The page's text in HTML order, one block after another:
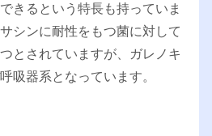
きるという特長も持っていま
シンに耐性をもつ菌に対して
とされていますが、ガレノキ
吸器系となっています。